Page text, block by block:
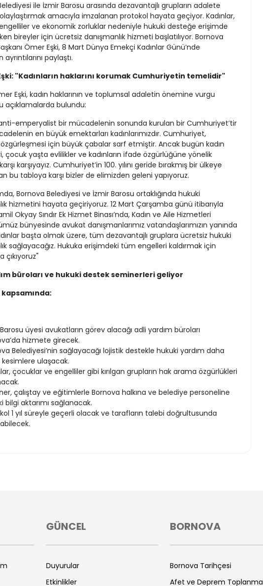
ile İzmir Barosu arasında dezavantajlı grupların adalete
amacıyla imzalanan protokol hayata geçiyor. Kadınlar,
ve ekonomik zorluklar nedeniyle hukuki desteğe erişimde
bireyler için ücretsiz danışmanlık hizmeti başlatılıyor. Bornova
Ömer Eşki, 8 Mart Dünya Emekçi Kadınlar Günü’nde
ayrıntılarını paylaştı.
"Kadınların haklarını korumak Cumhuriyetin temelidir"
Eşki, kadın haklarının ve toplumsal adaletin önemine vurgu
açıklamalarda bulundu:
emperyalist bir mücadelenin sonunda kurulan bir Cumhuriyet’tir
en büyük emektarları kadınlarımızdır. Cumhuriyet,
özgürleşmesi için büyük çabalar sarf etmiştir. Ancak bugün kadın
çocuk yaşta evlilikler ve kadınların ifade özgürlüğüne yönelik
karşıyayız. Cumhuriyet’in 100. yılını geride bırakmış bir ülkeye
bu tabloya karşı bizler de elimizden geleni yapıyoruz.
Bornova Belediyesi ve İzmir Barosu ortaklığında hukuki
hizmetini hayata geçiriyoruz. 12 Mart Çarşamba günü itibarıyla
Okyay Sındır Ek Hizmet Binası’nda, Kadın ve Aile Hizmetleri
bünyesinde avukat danışmanlarımız vatandaşlarımızın yanında
başta olmak üzere, tüm dezavantajlı gruplara ücretsiz hukuki
sağlayacağız. Hukuka erişimdeki tüm engelleri kaldırmak için
çıkıyoruz"
büroları ve hukuki destek seminerleri geliyor
üyesi avukatların görev alacağı adli yardım büroları
hizmete girecek.
Belediyesi’nin sağlayacağı lojistik destekle hukuki yardım daha
ulaşacak.
çocuklar ve engelliler gibi kırılgan grupların hak arama özgürlükleri
çalıştay ve eğitimlerle Bornova halkına ve belediye personeline
bilgi aktarımı sağlanacak.
1 yıl süreyle geçerli olacak ve tarafların talebi doğrultusunda
GÜNCEL
Duyurular
Etkinlikler
BORNOVA
Bornova Tarihçesi
Afet ve Deprem Toplanma